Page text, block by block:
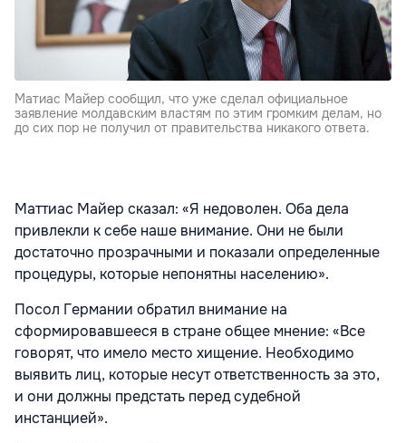
Матиас Майер сообщил, что уже сделал официальное
заявление молдавским властям по этим громким делам, но
до сих пор не получил от правительства никакого ответа.
Маттиас Майер сказал: «Я недоволен. Оба дела
привлекли к себе наше внимание. Они не были
достаточно прозрачными и показали определенные
процедуры, которые непонятны населению».
Посол Германии обратил внимание на
сформировавшееся в стране общее мнение: «Все
говорят, что имело место хищение. Необходимо
выявить лиц, которые несут ответственность за это,
и они должны предстать перед судебной
инстанцией».